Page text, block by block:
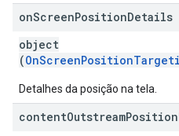
onScreenPositionDetails
object
(
Detalhes da posição na tela.
contentOutstreamPosition